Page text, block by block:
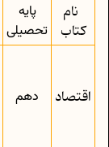
نام
کتاب
پایه
تحصیلی
اقتصاد دهم